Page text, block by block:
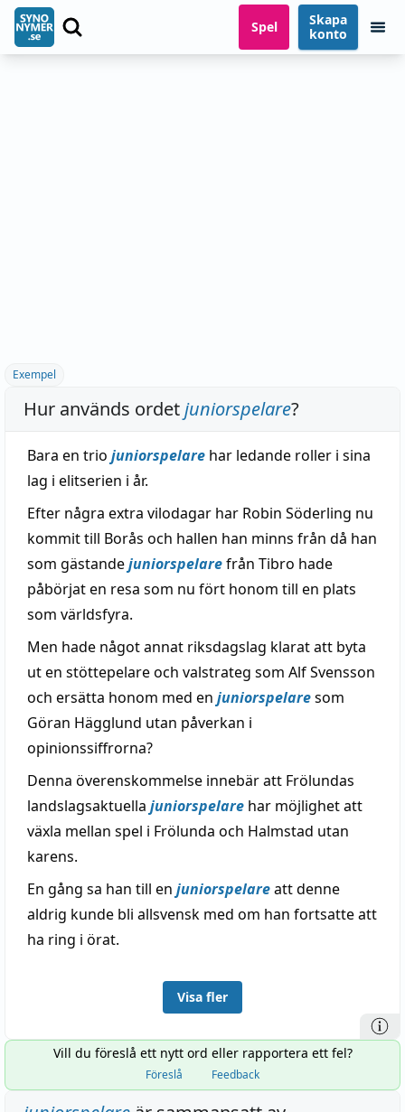
Spel
Skapa
konto
Exempel
Hur används ordetjuniorspelare?
Bara en trio juniorspelare har ledande roller i sina
lag i elitserien i år.
Efter några extra vilodagar har Robin Söderling nu
kommit till Borås och hallen han minns från då han
som gästandejuniorspelarefrån Tibro hade
påbörjat en resa som nu fört honom till en plats
som världsfyra.
Men hade något annat riksdagslag klarat att byta
ut en stöttepelare och valstrateg som Alf Svensson
och ersätta honom med en juniorspelaresom
Göran Hägglund utan påverkan i
opinionssiffrorna?
Denna överenskommelse innebär att Frölundas
landslagsaktuella juniorspelare har möjlighet att
växla mellan spel i Frölunda och Halmstad utan
karens.
En gång sa han till en juniorspelareatt denne
aldrig kunde bli allsvensk med om han fortsatte att
ha ring i örat.
Visa fler
Vill du föreslå ett nytt ord eller rapportera ett fel?
Föreslå Feedback